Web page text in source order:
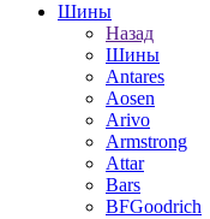
Шины
Назад
Шины
Antares
Aosen
Arivo
Armstrong
Attar
Bars
BFGoodrich